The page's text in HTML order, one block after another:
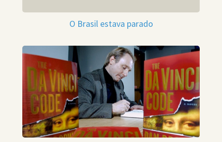
O Brasil estava parado